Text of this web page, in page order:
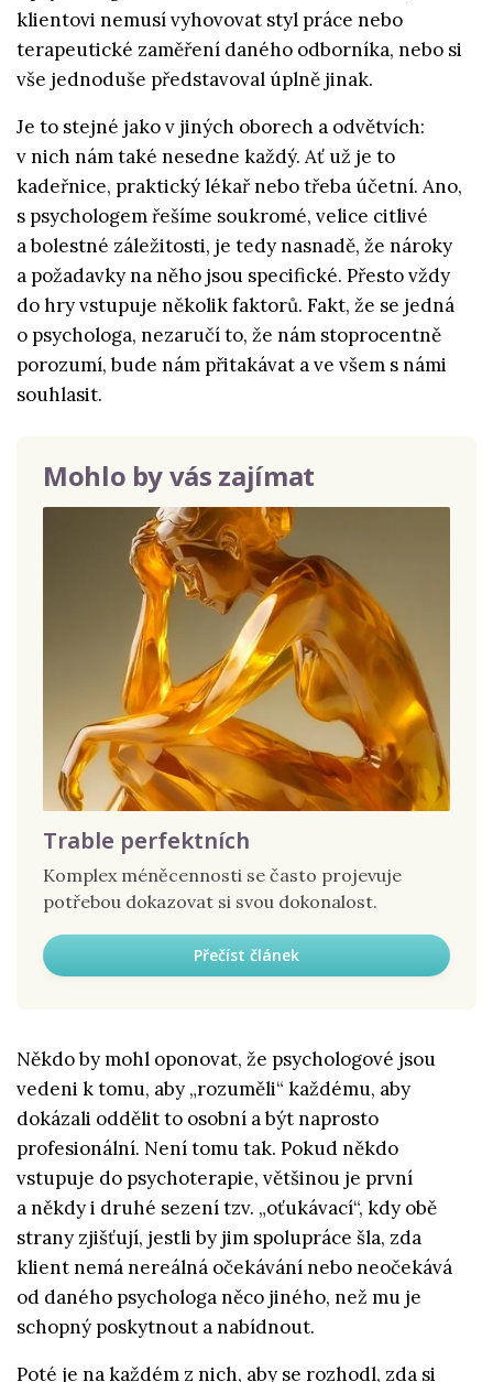
klientovi nemusí vyhovovat styl práce nebo
terapeutické zaměření daného odborníka, nebo si
vše jednoduše představoval úplně jinak.
Je to stejné jako v jiných oborech a odvětvích:
v nich nám také nesedne každý. Ať už je to
kadeřnice, praktický lékař nebo třeba účetní. Ano,
s psychologem řešíme soukromé, velice citlivé
a bolestné záležitosti, je tedy nasnadě, že nároky
a požadavky na něho jsou specifické. Přesto vždy
do hry vstupuje několik faktorů. Fakt, že se jedná
o psychologa, nezaručí to, že nám stoprocentně
porozumí, bude nám přitakávat a ve všem s námi
souhlasit.
Mohlo by vás zajímat
Trable perfektních
Komplex méněcennosti se často projevuje
potřebou dokazovat si svou dokonalost.
Přečíst článek
Někdo by mohl oponovat, že psychologové jsou
vedeni k tomu, aby „rozuměli“ každému, aby
dokázali oddělit to osobní a být naprosto
profesionální. Není tomu tak. Pokud někdo
vstupuje do psychoterapie, většinou je první
a někdy i druhé sezení tzv. „oťukávací“, kdy obě
strany zjišťují, jestli by jim spolupráce šla, zda
klient nemá nereálná očekávání nebo neočekává
od daného psychologa něco jiného, než mu je
schopný poskytnout a nabídnout.
Poté je na každém z nich, aby se rozhodl, zda si